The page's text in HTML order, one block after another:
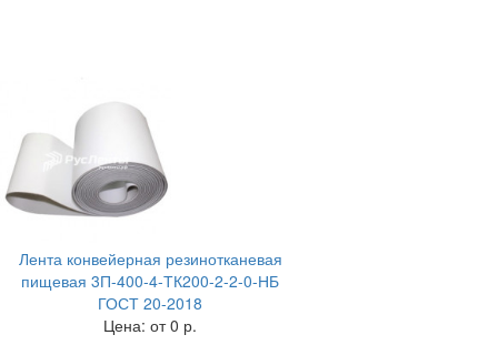
Лента конвейерная резинотканевая
пищевая 3П-400-4-ТК200-2-2-0-НБ
ГОСТ 20-2018
Цена: от 0 р.